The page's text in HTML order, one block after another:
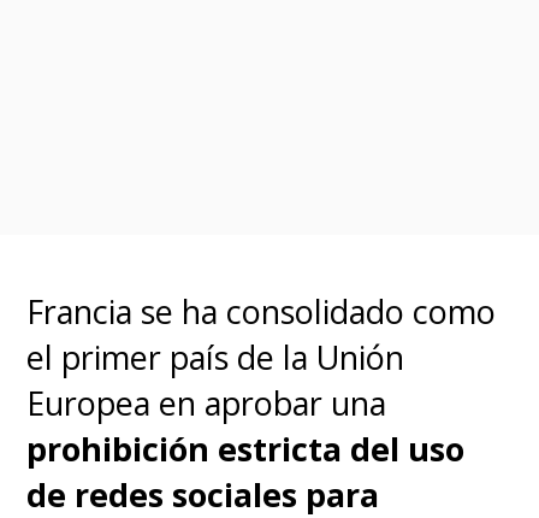
¿Reemplazará a la vista de
mosaicos?Se espera que sea
una opción adicional para
mejorar la inmersión en las
llamadas grupales.
Francia se ha consolidado como
el primer país de la Unión
Europea en aprobar una
prohibición estricta del uso
de redes sociales para